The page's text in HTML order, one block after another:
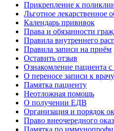
Прикрепление к
Льготное лекарственное
Календарь прививок
Права и обязанности
Правила внутреннего
Правила записи на приём
Оставить отзыв
Ознакомление пациента
О переносе записи к
Памятка пациенту
Неотложная помощь
О получении ЕДВ
Организация и порядок
Право внеочередного